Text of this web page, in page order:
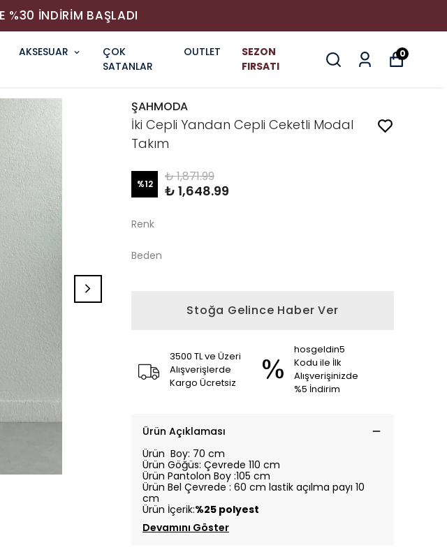
%30 İNDİRİM BAŞLADI
AKSESUAR
ÇOK
SATANLAR
OUTLET
SEZON
FIRSATI
0
ŞAHMODA
İki Cepli Yandan Cepli Ceketli Modal
Takım
%12 ₺ 1,871.99
₺ 1,648.99
Renk
Beden
Stoğa Gelince Haber Ver
3500 TL ve Üzeri
Alışverişlerde
Kargo Ücretsiz
hosgeldin5
Kodu ile İlk
Alışverişinizde
%5 İndirim
Ürün Açıklaması
Ürün Boy: 70 cm
Ürün Göğüs: Çevrede 110 cm
Ürün Pantolon Boy :105 cm
Ürün Bel Çevrede : 60 cm lastik açılma payı 10
cm
Ürün İçerik:%25 polyest
Devamını Göster